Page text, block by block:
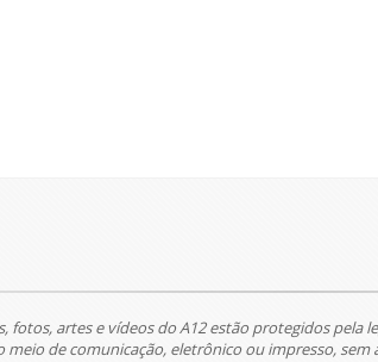
fotos, artes e vídeos do A12 estão protegidos pela
de comunicação, eletrônico ou impresso,